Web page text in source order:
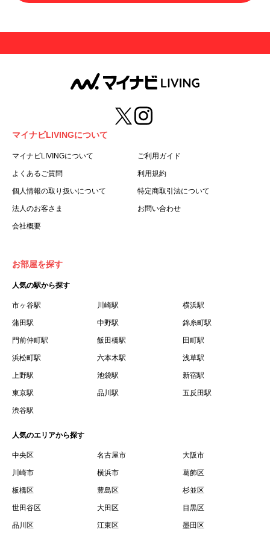
用することはできません。
第３条（用語の定義）
１.「本サ―ビス」とは、第１章第１条で規定する当社が運
営するマイナビLIVINGを意味します。
２.「利用者」とは、第１章第２条に規定する本サービスを
利用する個人を意味します。
３.「本サイト」とは、当社が運営する本サービスに関する
ます。
５.「会員」とは、第２章第１条に基づき会員登録が完了し
た個人を意味します。
録した情報、本サービス利用中に当社が登録を求めた情報
った場合の当該情報を意味します。
７.「本会員制度」とは、会員による本サービスの利用の促
進を目的とした会員制度を意味します。
借契約書およびオプション注文書を意味します。
９.「契約期間開始日」とは、定期建物賃貸借契約（以下
「賃貸借契約」と言います）の開始日のことで、利用者の
賃借権が発生する日を意味します。
するために、選んだ物件を保留することを意味します。
１１.「予約情報」とは、物件を予約するために必要な当社
所定の情報を意味します。物件情報や期間、オプション等
１２.「キャンセル」とは、賃貸借契約締結後から契約期間
開始日前までに、利用者が賃貸借契約を解除することを意
マイナビLIVINGについて
マイナビLIVINGについて ご利用ガイド
よくあるご質問 利用規約
個人情報の取り扱いについて 特定商取引法について
法人のお客さま お問い合わせ
会社概要
お部屋を探す
人気の駅から探す
市ヶ谷駅 川崎駅 横浜駅
蒲田駅 中野駅 錦糸町駅
門前仲町駅 飯田橋駅 田町駅
浜松町駅 六本木駅 浅草駅
上野駅 池袋駅 新宿駅
東京駅 品川駅 五反田駅
渋谷駅
人気のエリアから探す
中央区 名古屋市 大阪市
川崎市 横浜市 葛飾区
板橋区 豊島区 杉並区
世田谷区 大田区 目黒区
品川区 江東区 墨田区